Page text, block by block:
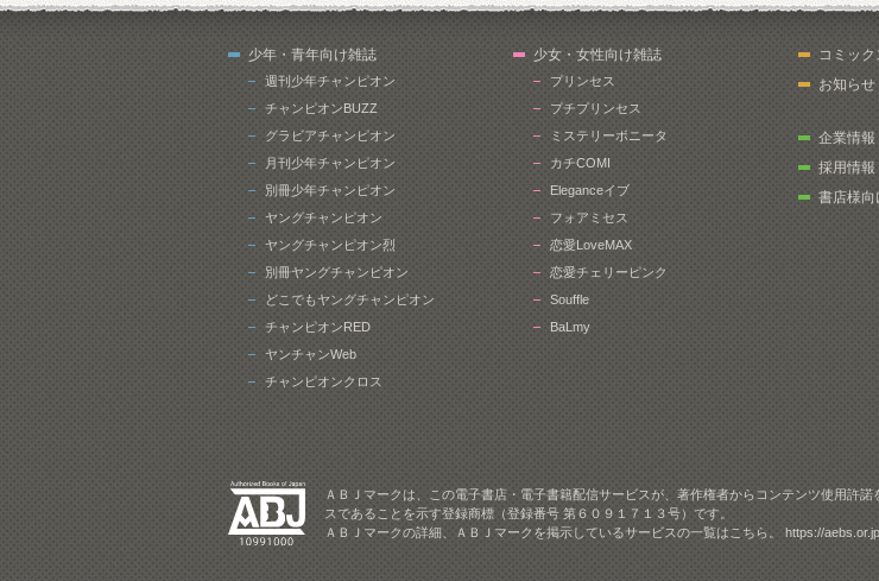
少年・青年向け雑誌
週刊少年チャンピオン
チャンピオンBUZZ
グラビアチャンピオン
月刊少年チャンピオン
別冊少年チャンピオン
ヤングチャンピオン
ヤングチャンピオン烈
別冊ヤングチャンピオン
どこでもヤングチャンピオン
チャンピオンRED
ヤンチャンWeb
チャンピオンクロス
少女・女性向け雑誌
プリンセス
プチプリンセス
ミステリーボニータ
カチCOMI
Eleganceイブ
フォアミセス
恋愛LoveMAX
恋愛チェリーピンク
Souffle
BaLmy
コミック
お知らせ
企業情報
採用情報
書店様向
ＡＢＪマークは、この電子書店・電子書籍配信サービスが、著作権者からコンテンツ使用許
スであることを示す登録商標（登録番号 第６０９１７１３号）です。
ＡＢＪマークの詳細、ＡＢＪマークを掲示しているサービスの一覧はこちら。https://